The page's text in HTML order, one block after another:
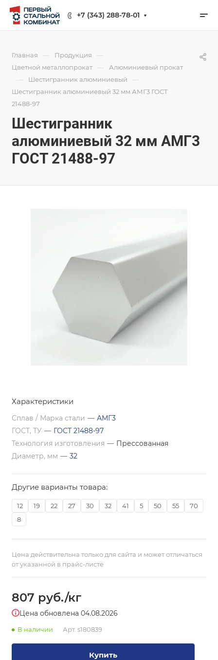
+7 (343) 288-78-01
Главная — Продукция —
Цветной металлопрокат — Алюминиевый прокат
— Шестигранник алюминиевый —
Шестигранник алюминиевый 32 мм АМГ3 ГОСТ
21488-97
Шестигранник
алюминиевый 32 мм АМГ3
ГОСТ 21488-97
Характеристики
Сплав / Марка стали — АМГ3
ГОСТ, ТУ — ГОСТ 21488-97
Технология изготовления — Прессованная
Диаметр, мм — 32
Другие варианты товара:
12 19 22 27 30 32 41 5 50 55
70
8
Цена действительна только для сайта и может отличаться
от указанной в прайс-листе
807 руб./кг
Цена обновлена 04.08.2026
В наличии Арт. s180839
Купить